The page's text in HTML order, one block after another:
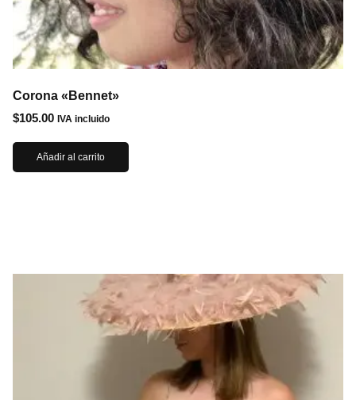
Corona «Bennet»
$105.00 IVA incluido
Añadir al carrito